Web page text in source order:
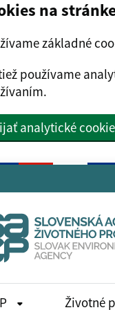
na
základné
používame
analytické
Životné